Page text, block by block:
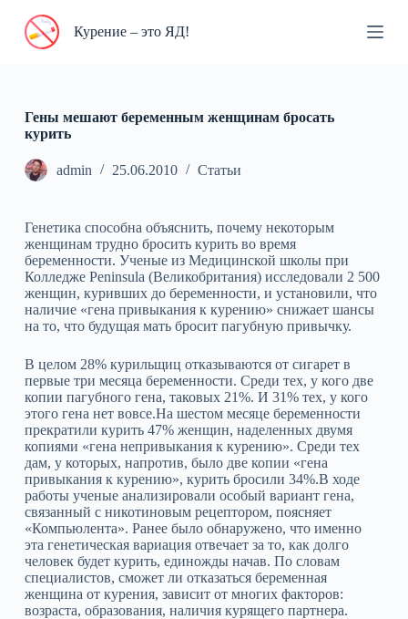
П
и
к
у
Курение – это ЯД!
Гены мешают беременным женщинам бросать
курить
admin 25.06.2010 Статьи
Генетика способна объяснить, почему некоторым
женщинам трудно бросить курить во время
беременности. Ученые из Медицинской школы при
Колледже Peninsula (Великобритания) исследовали 2 500
женщин, куривших до беременности, и установили, что
наличие «гена привыкания к курению» снижает шансы
на то, что будущая мать бросит пагубную привычку.
В целом 28% курильщиц отказываются от сигарет в
первые три месяца беременности. Среди тех, у кого две
копии пагубного гена, таковых 21%. И 31% тех, у кого
этого гена нет вовсе.На шестом месяце беременности
прекратили курить 47% женщин, наделенных двумя
копиями «гена непривыкания к курению». Среди тех
дам, у которых, напротив, было две копии «гена
привыкания к курению», курить бросили 34%.В ходе
работы ученые анализировали особый вариант гена,
связанный с никотиновым рецептором, поясняет
«Компьюлента». Ранее было обнаружено, что именно
эта генетическая вариация отвечает за то, как долго
человек будет курить, единожды начав. По словам
специалистов, сможет ли отказаться беременная
женщина от курения, зависит от многих факторов:
возраста, образования, наличия курящего партнера.